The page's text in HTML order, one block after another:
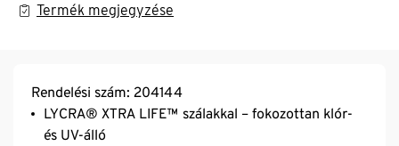
Termék megjegyzése
Rendelési szám: 204144
LYCRA® XTRA LIFE™ szálakkal – fokozottan klór-
és UV-álló